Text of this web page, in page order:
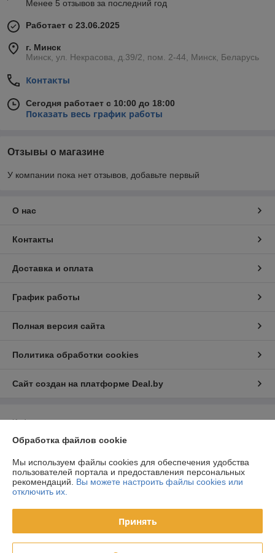
Менее 5 отзывов за последний год
Работает с 23.06.2025
г. Минск
Минск, ул. Некрасова, д.39/2, пом. 2-44, Минск, Беларусь
Контакты
Сегодня работает с 10:00 до 18:00
Показать весь график работы
Отзывы о магазине
У компании пока нет отзывов, добавьте первый
О нас
Контакты
Доставка и оплата
График работы
Полная версия сайта
Политика обработки cookies
Сайт создан на платформе Deal.by
Информация для покупателя
Юридическое лицо:ООО «Световые декорации»
комната 2/2
Регистрационный номер ЕГР: 193876703
Регистрационный орган: Мингорисполком
Обработка файлов cookie
Мы используем файлы cookies для обеспечения удобства
пользователей портала и предоставления персональных
рекомендаций. Вы можете настроить файлы cookies или
отключить их.
Принять